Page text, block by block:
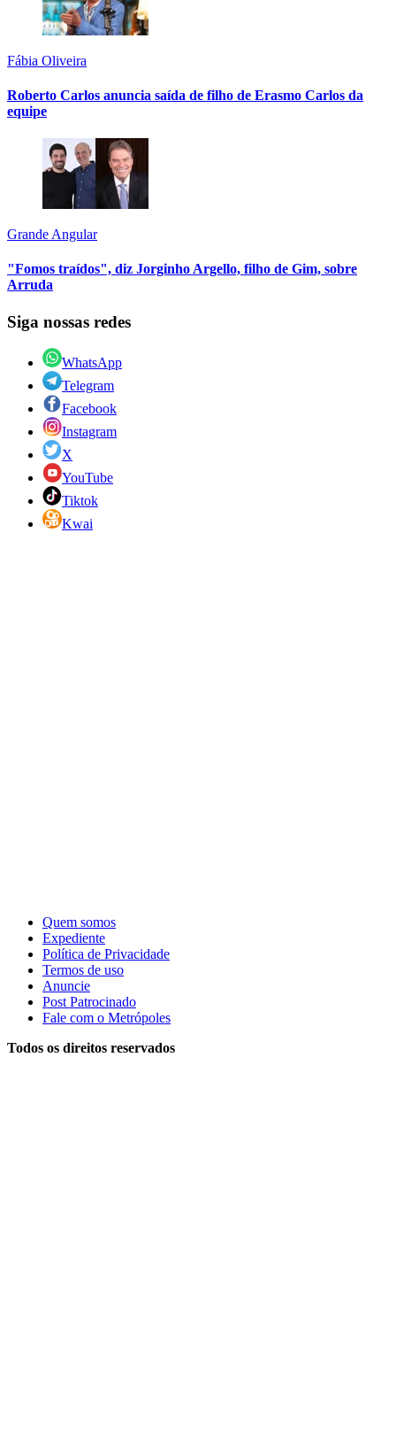
Fábia Oliveira
Roberto Carlos anuncia saída de filho de Erasmo Carlos da
equipe
Grande Angular
"Fomos traídos", diz Jorginho Argello, filho de Gim, sobre
Arruda
Siga nossas redes
WhatsApp
Telegram
Facebook
Instagram
X
YouTube
Tiktok
Kwai
Quem somos
Expediente
Política de Privacidade
Termos de uso
Anuncie
Post Patrocinado
Fale com o Metrópoles
Todos os direitos reservados